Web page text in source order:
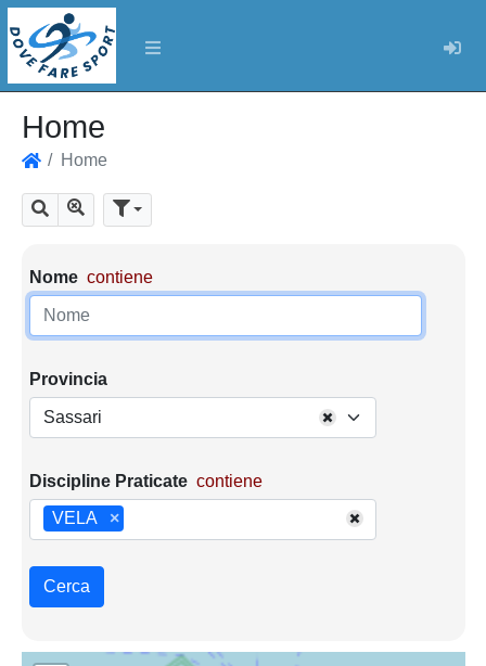
Home
Home
Cerca Mostra tutti i risultati
Parametri di ricerca
Nome contiene
Provincia
Sassari
Discipline Praticate contiene
×
VELA
Cerca